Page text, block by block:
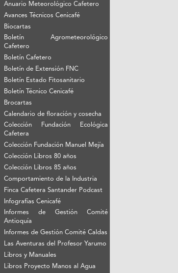
Anuario Meteorológico Cafetero
Avances Técnicos Cenicafé
Biocartas
Boletín Agrometeorológico
Cafetero
Boletín Cafetero
Boletín de Extensión FNC
Boletín Estado Fitosanitario
Boletín Técnico Cenicafé
Brocartas
Calendario de floración y cosecha
Colección Fundación Ecológica
Cafetera
Colección Fundación Manuel Mejía
Colección Libros 80 años
Colección Libros 85 años
Comportamiento de la Industria
Finca Cafetera Santander Podcast
Infografías Cenicafé
Informes de Gestión Comité
Antioquía
Informes de Gestión Comité Caldas
Las Aventuras del Profesor Yarumo
Libros y Manuales
Libros Proyecto Manos al Agua